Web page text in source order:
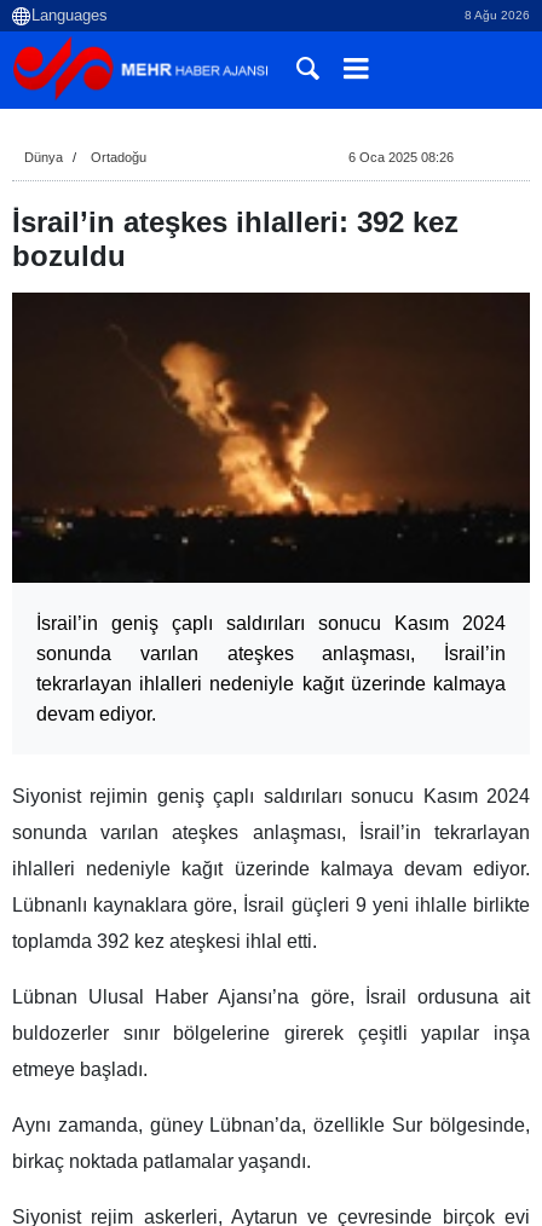
8 Ağu 2026
Dünya Ortadoğu 6 Oca 2025 08:26
İsrail’in ateşkes ihlalleri: 392 kez
bozuldu
İsrail’in geniş çaplı saldırıları sonucu Kasım 2024
sonunda varılan ateşkes anlaşması, İsrail’in
tekrarlayan ihlalleri nedeniyle kağıt üzerinde kalmaya
devam ediyor.
Siyonist rejimin geniş çaplı saldırıları sonucu Kasım 2024
sonunda varılan ateşkes anlaşması, İsrail’in tekrarlayan
ihlalleri nedeniyle kağıt üzerinde kalmaya devam ediyor.
Lübnanlı kaynaklara göre, İsrail güçleri 9 yeni ihlalle birlikte
toplamda 392 kez ateşkesi ihlal etti.
Lübnan Ulusal Haber Ajansı’na göre, İsrail ordusuna ait
buldozerler sınır bölgelerine girerek çeşitli yapılar inşa
etmeye başladı.
Aynı zamanda, güney Lübnan’da, özellikle Sur bölgesinde,
birkaç noktada patlamalar yaşandı.
Siyonist rejim askerleri, Aytarun ve çevresinde birçok evi